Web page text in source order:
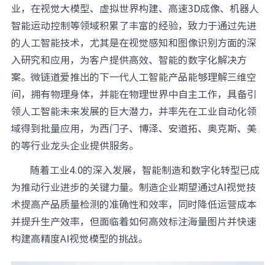
业，在视觉大模型、虚拟世界构建、高速3D成像、机器人
智能运动控制等领域积累了丰富的经验，致力于通过先进
的人工智能技术，尤其是在视觉感知和图像识别方面的深
入研究和应用，为客户提供高效、智能的数字化解决方
案。微链道爱推出的下一代人工智能产品能够理解三维空
间，拥有物理身体，并能在物理世界中自主工作，具备引
领人工智能未来发展的巨大潜力，并率先在工业自动化领
域得到批量应用，为西门子、博泽、安道拓、奥克斯、美
的等行业龙头企业提供服务。
随着工业4.0的深入发展，智能制造和数字化转型已成
为推动行业进步的关键力量。制造企业期望通过AI视觉技
术提高产品质量检测的准确性和效率，同时降低运营成本
并提升生产效率，但面临着如何高效标注海量图片并快速
构建高精度AI视觉模型的挑战。